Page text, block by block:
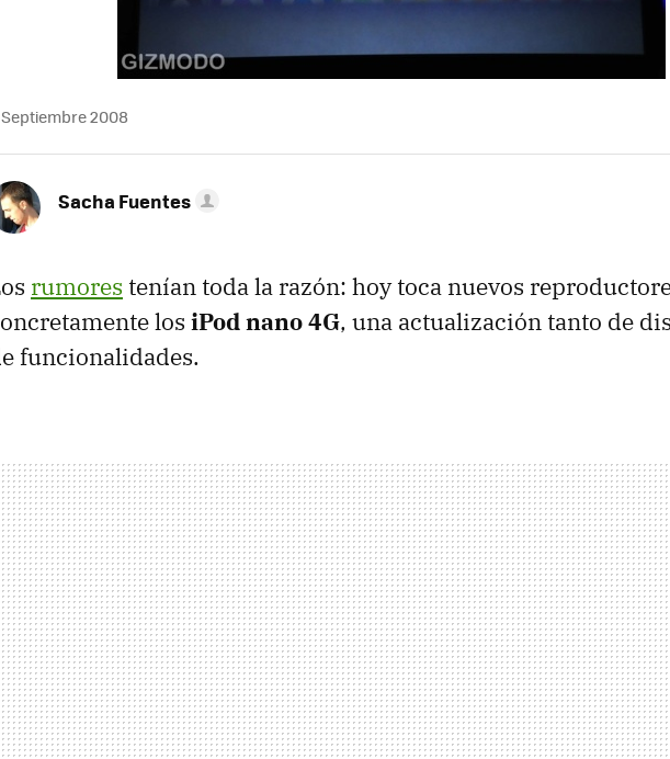
2008
Sacha Fuentes
rumores tenían toda la razón: hoy toca nuevos
los iPod nano 4G, una actualización tanto de
funcionalidades.